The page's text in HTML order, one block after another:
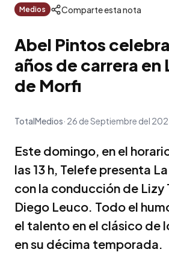
Medios Comparte esta nota
Abel Pintos
años de carrera en
de Morfi
TotalMedios 26 de Septiembre del
Este domingo, en el
las 13 h, Telefe presenta
con la conducción de Lizy
Diego Leuco. Todo el
el talento en el clásico de
en su décima temporada.